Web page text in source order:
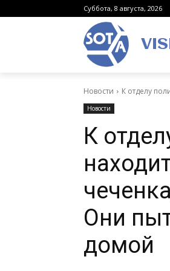
Суббота, 8 августа, 2026
Новости К отделу
Новости
К
Они
домой